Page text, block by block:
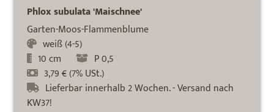
Phlox subulata 'Maischnee'
Garten-Moos-Flammenblume
weiß (4-5)
10 cm
P 0,5
3,79 € (7% USt.)
Lieferbar innerhalb 2 Wochen. - Versand nach
KW37!